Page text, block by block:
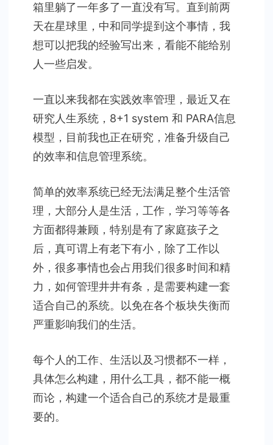
箱里躺了一年多了一直没有写。直到前两
天在星球里，中和同学提到这个事情，我
想可以把我的经验写出来，看能不能给别
人一些启发。
一直以来我都在实践效率管理，最近又在
研究人生系统，8+1 system 和 PARA信息
模型，目前我也正在研究，准备升级自己
的效率和信息管理系统。
简单的效率系统已经无法满足整个生活管
理，大部分人是生活，工作，学习等等各
方面都得兼顾，特别是有了家庭孩子之
后，真可谓上有老下有小，除了工作以
外，很多事情也会占用我们很多时间和精
力，如何管理井井有条，是需要构建一套
适合自己的系统。以免在各个板块失衡而
严重影响我们的生活。
每个人的工作、生活以及习惯都不一样，
具体怎么构建，用什么工具，都不能一概
而论，构建一个适合自己的系统才是最重
要的。